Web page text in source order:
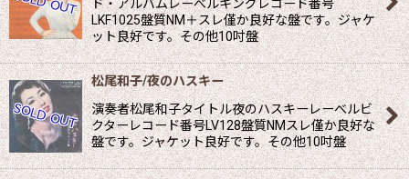
ド・アルバムレーべルキングレコード番号
LKF1025盤質NM＋スレ僅か良好な盤です。ジャケ
ット良好です。その他10吋盤
松尾和子/夜のハスキー
演奏者松尾和子タイトル夜のハスキーレーべルビ
クターレコード番号LV128盤質NMスレ僅か良好な
盤です。ジャケット良好です。その他10吋盤